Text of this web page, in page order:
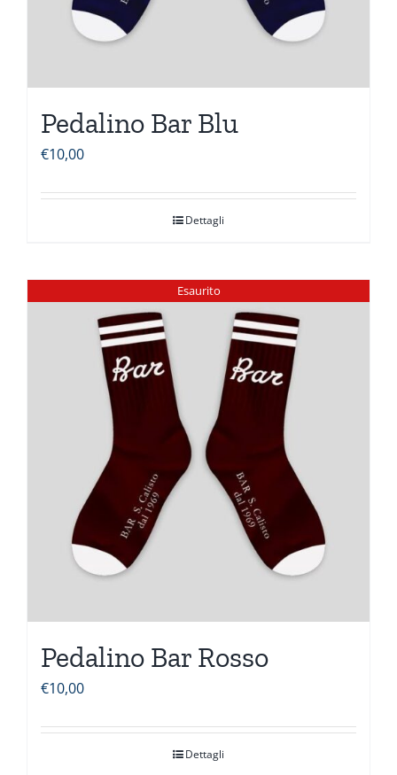
Pedalino Bar Blu
€10,00
Dettagli
Esaurito
Pedalino Bar Rosso
€10,00
Dettagli